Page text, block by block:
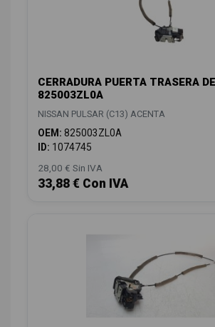
CERRADURA PUERTA TRASERA
825003ZL0A
NISSAN PULSAR (C13) ACENTA
OEM: 825003ZL0A
ID: 1074745
28,00 € Sin IVA
33,88 € Con IVA